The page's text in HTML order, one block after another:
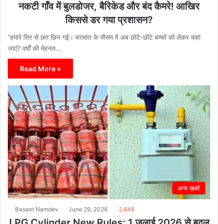
नकटी गाँव में बुलडोजर, बैरिकेड और बंद कैमरे! आखिर
किससे डर गया प्रशासन?
“हमारे सिर से छत छिन गई। बरसात के मौसम में अब छोटे-छोटे बच्चों को लेकर कहां
जाएं? वर्षों की मेहनत…
Read More »
अन्य ख़बरें
Basant Namdev June 29, 2026 2,648